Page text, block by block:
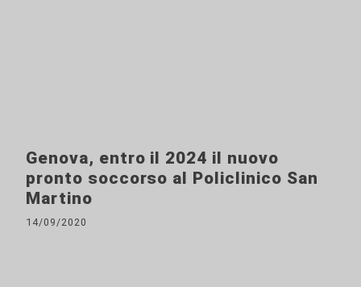
Genova, entro il 2024 il nuovo
pronto soccorso al Policlinico San
Martino
14/09/2020